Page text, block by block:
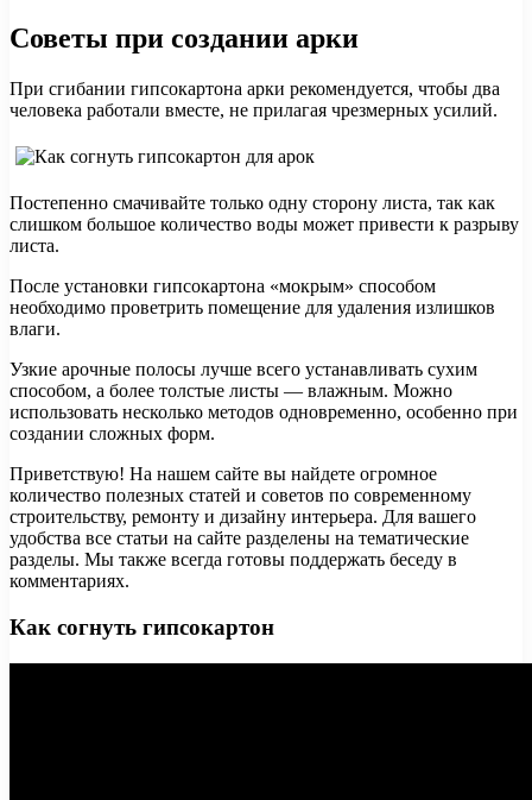
Советы при создании арки
При сгибании гипсокартона арки рекомендуется, чтобы два
человека работали вместе, не прилагая чрезмерных усилий.
Постепенно смачивайте только одну сторону листа, так как
слишком большое количество воды может привести к разрыву
листа.
После установки гипсокартона «мокрым» способом
необходимо проветрить помещение для удаления излишков
влаги.
Узкие арочные полосы лучше всего устанавливать сухим
способом, а более толстые листы — влажным. Можно
использовать несколько методов одновременно, особенно при
создании сложных форм.
Приветствую! На нашем сайте вы найдете огромное
количество полезных статей и советов по современному
строительству, ремонту и дизайну интерьера. Для вашего
удобства все статьи на сайте разделены на тематические
разделы. Мы также всегда готовы поддержать беседу в
комментариях.
Как согнуть гипсокартон